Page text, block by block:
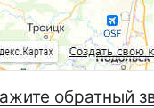
обратный